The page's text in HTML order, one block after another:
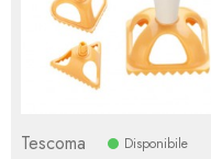
Tescoma Disponibile